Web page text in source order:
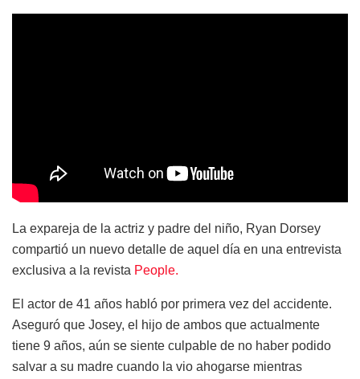
La expareja de la actriz y padre del niño, Ryan Dorsey
compartió un nuevo detalle de aquel día en una entrevista
exclusiva a la revista People.
El actor de 41 años habló por primera vez del accidente.
Aseguró que Josey, el hijo de ambos que actualmente
tiene 9 años, aún se siente culpable de no haber podido
salvar a su madre cuando la vio ahogarse mientras